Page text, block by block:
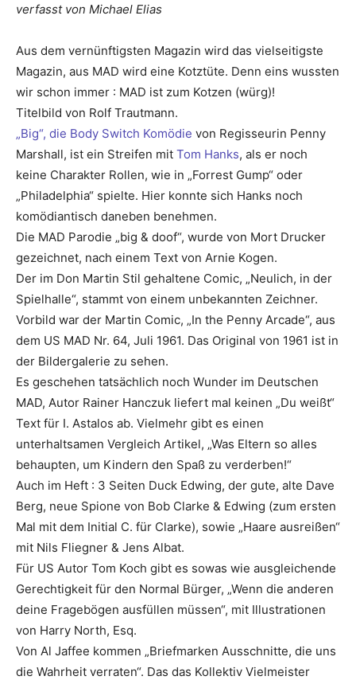
verfasst von Michael Elias
Aus dem vernünftigsten Magazin wird das vielseitigste
Magazin, aus MAD wird eine Kotztüte. Denn eins wussten
wir schon immer : MAD ist zum Kotzen (würg)!
Titelbild von Rolf Trautmann.
„Big“, die Body Switch Komödie von Regisseurin Penny
Marshall, ist ein Streifen mit Tom Hanks, als er noch
keine Charakter Rollen, wie in „Forrest Gump“ oder
„Philadelphia“ spielte. Hier konnte sich Hanks noch
komödiantisch daneben benehmen.
Die MAD Parodie „big & doof“, wurde von Mort Drucker
gezeichnet, nach einem Text von Arnie Kogen.
Der im Don Martin Stil gehaltene Comic, „Neulich, in der
Spielhalle“, stammt von einem unbekannten Zeichner.
Vorbild war der Martin Comic, „In the Penny Arcade“, aus
dem US MAD Nr. 64, Juli 1961. Das Original von 1961 ist in
der Bildergalerie zu sehen.
Es geschehen tatsächlich noch Wunder im Deutschen
MAD, Autor Rainer Hanczuk liefert mal keinen „Du weißt“
Text für I. Astalos ab. Vielmehr gibt es einen
unterhaltsamen Vergleich Artikel, „Was Eltern so alles
behaupten, um Kindern den Spaß zu verderben!“
Auch im Heft : 3 Seiten Duck Edwing, der gute, alte Dave
Berg, neue Spione von Bob Clarke & Edwing (zum ersten
Mal mit dem Initial C. für Clarke), sowie „Haare ausreißen“
mit Nils Fliegner & Jens Albat.
Für US Autor Tom Koch gibt es sowas wie ausgleichende
Gerechtigkeit für den Normal Bürger, „Wenn die anderen
deine Fragebögen ausfüllen müssen“, mit Illustrationen
von Harry North, Esq.
Von Al Jaffee kommen „Briefmarken Ausschnitte, die uns
die Wahrheit verraten“. Das das Kollektiv Vielmeister